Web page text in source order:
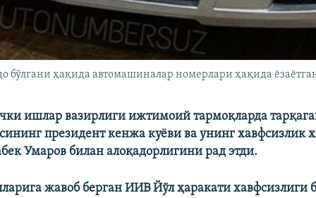
бўлгани ҳақида автомашиналар номерлари ҳақида
ишлар вазирлиги ижтимоий тармоқларда
президент кенжа куёви ва унинг хавфсизлик
Умаров билан алоқадорлигини рад этди.
жавоб берган ИИВ Йўл ҳаракати хавфсизлиги